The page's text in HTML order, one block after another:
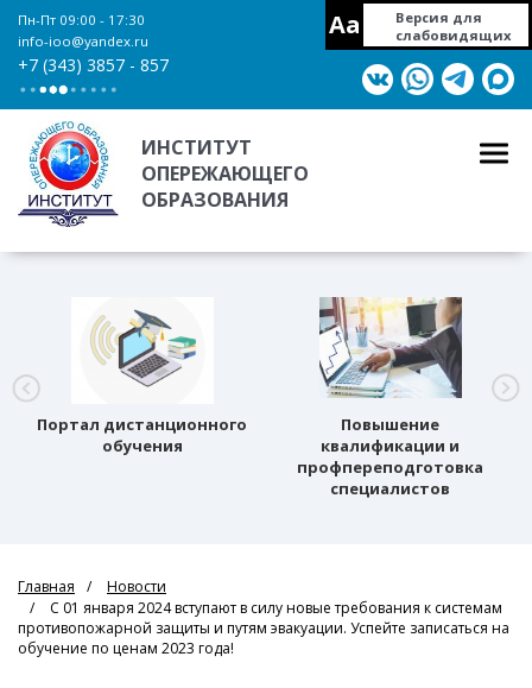
Пн-Пт 09:00 - 17:30
info-ioo@yandex.ru
+7 (343) 3857 - 857
Aa
Версия для
слабовидящих
ИНСТИТУТ
ОПЕРЕЖАЮЩЕГО
ОБРАЗОВАНИЯ
Портал дистанционного
обучения
Повышение
квалификации и
профпереподготовка
специалистов
Главная
Новости
С 01 января 2024 вступают в силу новые требования к системам
противопожарной защиты и путям эвакуации. Успейте записаться на
обучение по ценам 2023 года!